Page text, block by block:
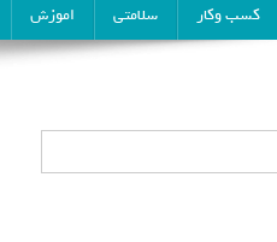
کسب وکار سلامتی اموزش